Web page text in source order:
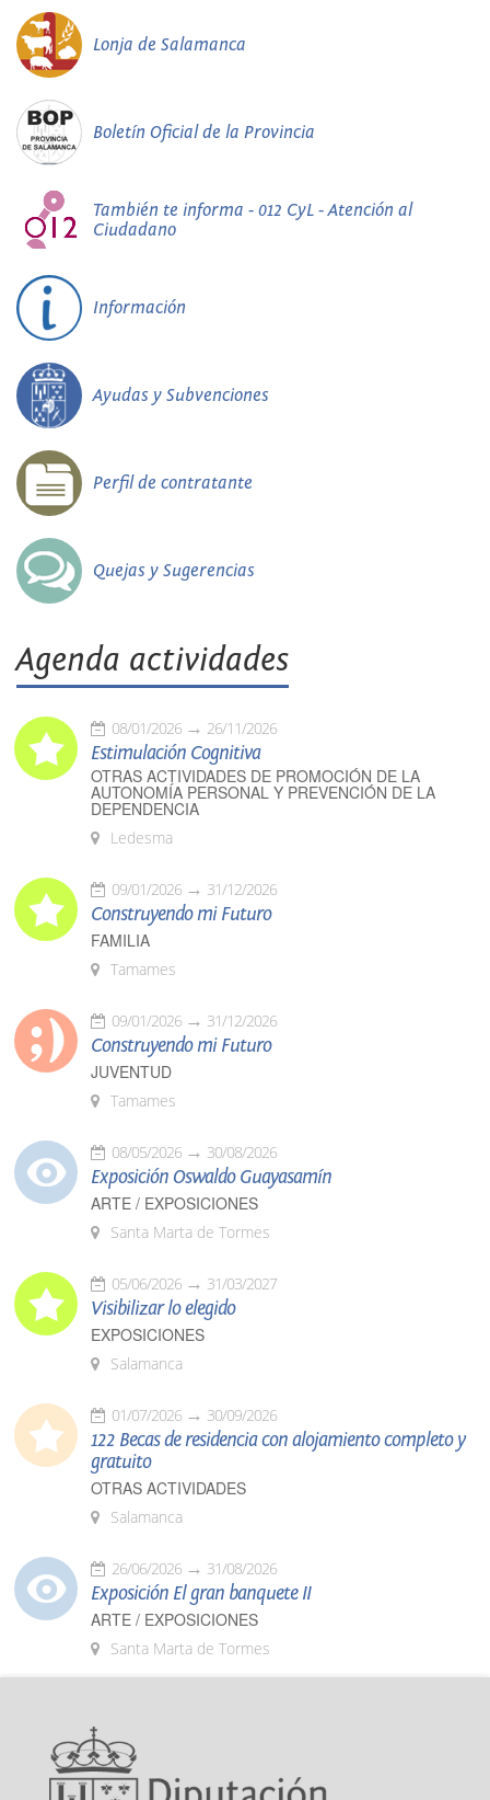
Lonja de Salamanca
Boletín Oficial de la Provincia
También te informa - 012 CyL - Atención al
Ciudadano
Información
Ayudas y Subvenciones
Perfil de contratante
Quejas y Sugerencias
Agenda actividades
08/01/2026 26/11/2026
Estimulación Cognitiva
OTRAS ACTIVIDADES DE PROMOCIÓN DE LA
AUTONOMÍA PERSONAL Y PREVENCIÓN DE LA
DEPENDENCIA
Ledesma
09/01/2026 31/12/2026
Construyendo mi Futuro
FAMILIA
Tamames
09/01/2026 31/12/2026
Construyendo mi Futuro
JUVENTUD
Tamames
08/05/2026 30/08/2026
Exposición Oswaldo Guayasamín
ARTE / EXPOSICIONES
Santa Marta de Tormes
05/06/2026 31/03/2027
Visibilizar lo elegido
EXPOSICIONES
Salamanca
01/07/2026 30/09/2026
122 Becas de residencia con alojamiento completo y
gratuito
OTRAS ACTIVIDADES
Salamanca
26/06/2026 31/08/2026
Exposición El gran banquete II
ARTE / EXPOSICIONES
Santa Marta de Tormes